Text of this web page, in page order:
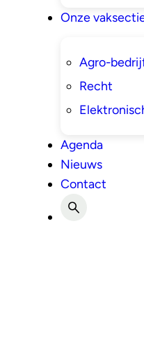
Onze
Agro-
Recht
Agenda
Nieuws
Contact